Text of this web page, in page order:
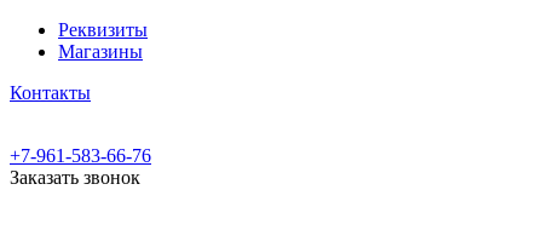
Реквизиты
Магазины
Контакты
+7-961-583-66-76
Заказать звонок